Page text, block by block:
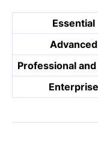
Essential
Advanced
Professional and
Enterprise